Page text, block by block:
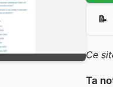
Ce
Ta